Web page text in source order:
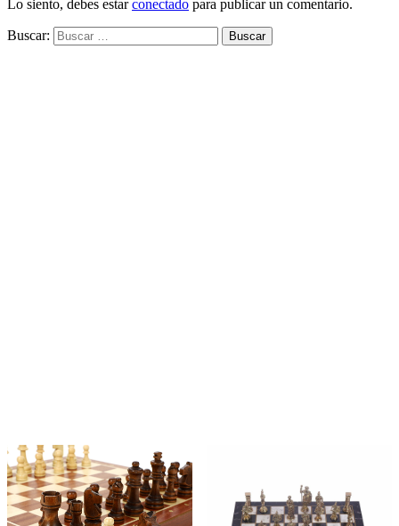
Lo siento, debes estarconectado para publicar un comentario.
Buscar: